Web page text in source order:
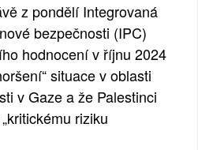
z pondělí Integrovaná
bezpečnosti (IPC)
hodnocení v říjnu 2024
situace v oblasti
v Gaze a že Palestinci
riziku